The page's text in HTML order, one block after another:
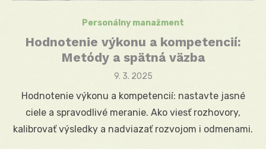
Personálny manažment
Hodnotenie výkonu a kompetencií:
Metódy a spätná väzba
Posted
9. 3. 2025
Hodnotenie výkonu a kompetencií: nastavte jasné
ciele a spravodlivé meranie. Ako viesť rozhovory,
kalibrovať výsledky a nadviazať rozvojom i odmenami.